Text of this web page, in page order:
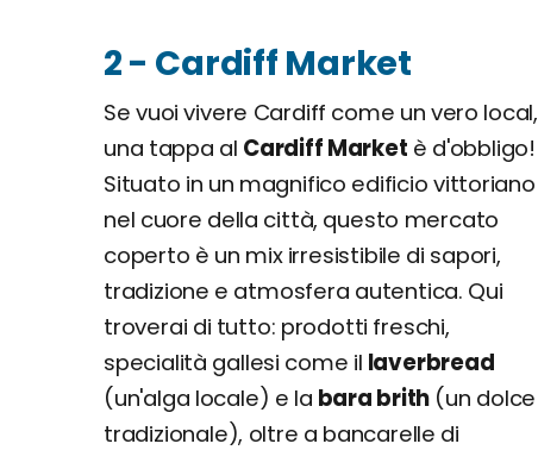
2 - Cardiff Market
Se vuoi vivere Cardiff come un vero local,
una tappa al Cardiff Market è d'obbligo!
Situato in un magnifico edificio vittoriano
nel cuore della città, questo mercato
coperto è un mix irresistibile di sapori,
tradizione e atmosfera autentica. Qui
troverai di tutto: prodotti freschi,
specialità gallesi come il laverbread
(un'alga locale) e la bara brith (un dolce
tradizionale), oltre a bancarelle di